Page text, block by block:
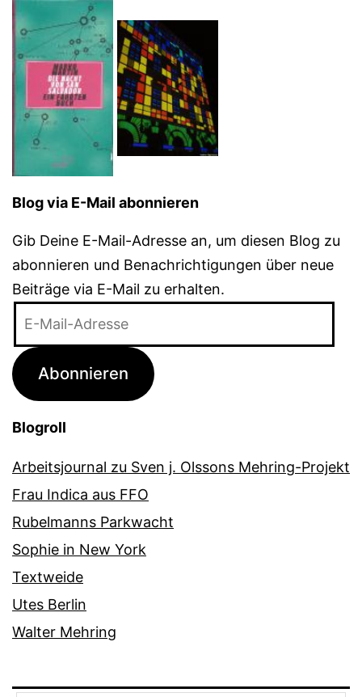
Blog via E-Mail abonnieren
Gib Deine E-Mail-Adresse an, um diesen Blog zu
abonnieren und Benachrichtigungen über neue
Beiträge via E-Mail zu erhalten.
Adresse
Abonnieren
Blogroll
Arbeitsjournal zu Sven j. Olssons Mehring-Projekt
Frau Indica aus FFO
Rubelmanns Parkwacht
Sophie in New York
Textweide
Utes Berlin
Walter Mehring